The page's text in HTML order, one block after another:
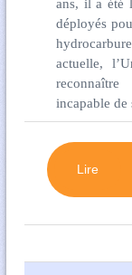
ans, il a été
déployés
actuelle,
incapable de
Lire